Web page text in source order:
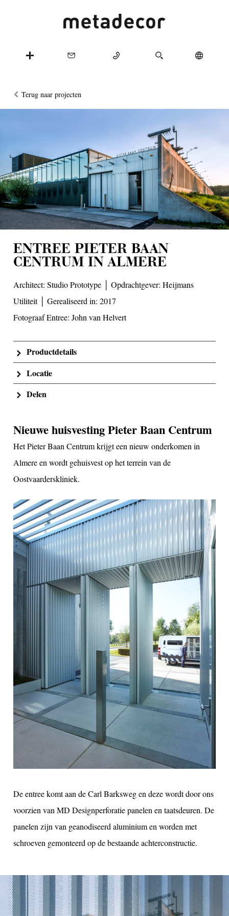
Terug naar projecten
ENTREE PIETER BAAN
CENTRUM IN ALMERE
Architect: Studio Prototype │ Opdrachtgever: Heijmans
Utiliteit │ Gerealiseerd in: 2017
Fotograaf Entree: John van Helvert
Productdetails
Locatie
Delen
Nieuwe huisvesting Pieter Baan Centrum
Het Pieter Baan Centrum krijgt een nieuw onderkomen in
Almere en wordt gehuisvest op het terrein van de
Oostvaarderskliniek.
De entree komt aan de Carl Barksweg en deze wordt door ons
voorzien van MD Designperforatie panelen en taatsdeuren. De
panelen zijn van geanodiseerd aluminium en worden met
schroeven gemonteerd op de bestaande achterconstructie.